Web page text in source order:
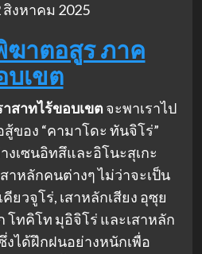
งหาคม 2025
ฆาตอสูร ภาค
บเขต
สาทไร้ขอบเขตจะพาเราไป
ของ “คามาโดะ ทันจิโร่”
งเซนอิทสึและอิโนะสุเกะ
าหลักคนต่างๆ ไม่ว่าจะเป็น
คียวจูโร่, เสาหลักเสียง อุซุย
โทคิโท มุอิจิโร่ และเสาหลัก
งได้ฝึกฝนอย่างหนักเพื่อ